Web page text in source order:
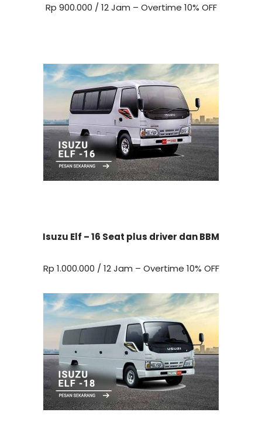
Rp 900.000 / 12 Jam – Overtime 10% OFF
Isuzu Elf – 16 Seat plus driver dan BBM
Rp 1.000.000 / 12 Jam – Overtime 10% OFF